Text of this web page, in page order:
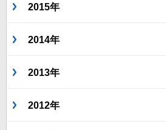
2015年
2014年
2013年
2012年